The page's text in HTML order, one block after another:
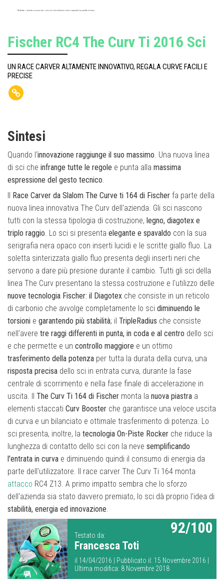
Stabile, rapido e preciso, uno sci da slalom che rasenta la perfezione
Fischer RC4 The Curv Ti 2016 Sci
UN RACE CARVER ALTAMENTE INNOVATIVO, REGALA CURVE FACILI E
PRECISE
Sintesi
Quando l'innovazione raggiunge il suo massimo. Una nuova linea
di sci che infrange tutte le regole e punta alla massima
espressione del gesto tecnico.
Race Carver da Slalom The Curve ti 164 di Fischer fa parte della
nuova linea innovativa The Curv dell'azienda. Gli sci nascono
tutti con la stessa tipologia di costruzione, legno, diagotex e
triplo raggio. Lo sci si presenta elegante e spavaldo con la sua
serigrafia nera opaco con inserti lucidi e le scritte giallo fluo. La
soletta sinterizzata giallo fluo presenta degli inserti neri che
servono a dare più presione durante il cambio. Tutti gli sci della
linea The Curv presentano la stessa costruzione e l'utilizzo delle
nuove tecnologia Fischer: il Diagotex che consiste in un reticolo
di carbonio che avvolge completamente lo sci diminuendo le
torsioni e garantendo più stabilità; il TripleRadius che consiste
nell'avere tre raggi differenti in punta, in coda e al centro dello sci
e che permette e un controllo maggiore e un ottimo
trasferimento della potenza per tutta la durata della curva, una
risposta precisa dello sci in entrata curva, durante la fase
centrale di scorrimento e nella fase finale di accelerazione in
uscita. Il The Curv Ti 164 di Fischer monta la nuova piastra a
elementi staccati Curv Booster che garantisce una veloce uscita
di curva e un bilanciato e ottimale trasferimento di potenza. Lo
sci presenta, inoltre, la tecnologia On-Piste Rocker che riduce la
lunghezza di contatto dello sci con la neve semplificando
l'entrata in curva e diminuendo quindi il consumo di energia da
parte dell'utilizzatore. Il race carver The Curv Ti 164 monta
attacco RC4 Z13. A primo impatto sembra che lo sforzo
dell'azienda sia stato davvero premiato, lo sci dà proprio l'idea di
stabilità, energia ed innovazione.
Testato da:
Francesca Toti
il 14/04/2016 | Pubblicato il: 15 Novembre 2016 |
Ultima modifica: 8 Novembre 2018
92/100